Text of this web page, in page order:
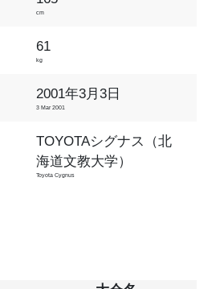
cm
61
kg
2001年3月3日
3 Mar 2001
TOYOTAシグナス（北
海道文教大学）
Toyota Cygnus